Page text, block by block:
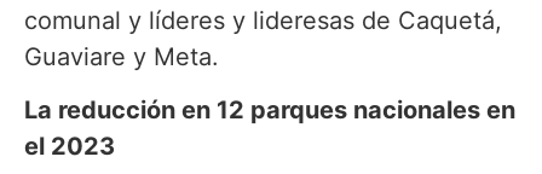
comunal y líderes y lideresas de Caquetá,
Guaviare y Meta.
La reducción en 12 parques nacionales en
el 2023